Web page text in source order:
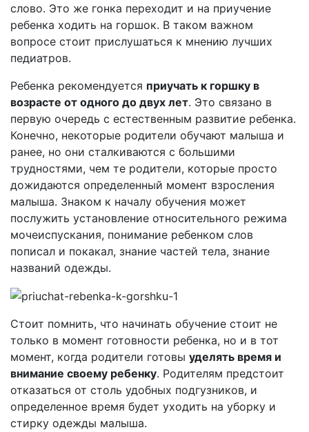
слово. Это же гонка переходит и на приучение
ребенка ходить на горшок. В таком важном
вопросе стоит прислушаться к мнению лучших
педиатров.
Ребенка рекомендуется приучать к горшку в
возрасте от одного до двух лет. Это связано в
первую очередь с естественным развитие ребенка.
Конечно, некоторые родители обучают малыша и
ранее, но они сталкиваются с большими
трудностями, чем те родители, которые просто
дожидаются определенный момент взросления
малыша. Знаком к началу обучения может
послужить установление относительного режима
мочеиспускания, понимание ребенком слов
пописал и покакал, знание частей тела, знание
названий одежды.
Стоит помнить, что начинать обучение стоит не
только в момент готовности ребенка, но и в тот
момент, когда родители готовы уделять время и
внимание своему ребенку. Родителям предстоит
отказаться от столь удобных подгузников, и
определенное время будет уходить на уборку и
стирку одежды малыша.